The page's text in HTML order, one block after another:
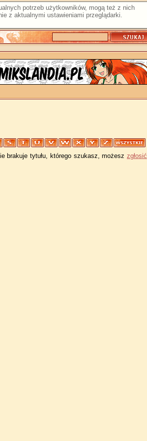
potrzeb użytkowników, mogą też z nich
z aktualnymi ustawieniami przeglądarki.
brakuje tytułu, którego szukasz, możesz zgłosić